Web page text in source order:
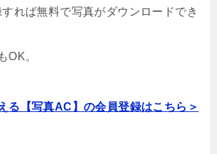
すれば無料で写真がダウンロードでき
OK。
る【写真AC】の会員登録はこちら＞